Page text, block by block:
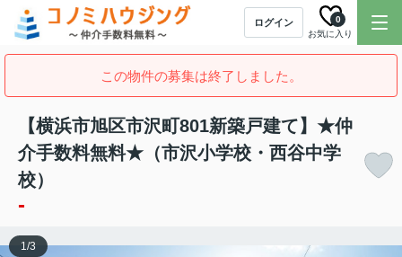
ログイン
お気に入り
0
この物件の募集は終了しました。
【横浜市旭区市沢町801新築戸建て】★仲
介手数料無料★（市沢小学校・西谷中学
校）
-
1/3